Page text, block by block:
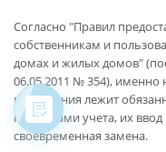
Согласно "Правил
собственникам и
домах и жилых домов"
06.05.2011 № 354), именно
помещения лежит
приборами учета, их ввод
своевременная замена.